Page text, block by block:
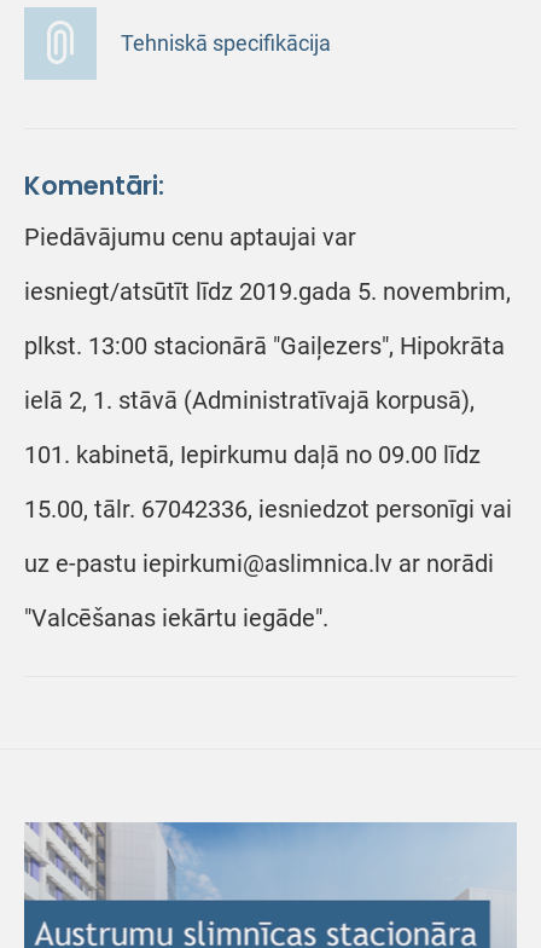
Tehniskā specifikācija
Komentāri:
Piedāvājumu cenu aptaujai var
iesniegt/atsūtīt līdz 2019.gada 5. novembrim,
plkst. 13:00 stacionārā "Gaiļezers", Hipokrāta
ielā 2, 1. stāvā (Administratīvajā korpusā),
101. kabinetā, Iepirkumu daļā no 09.00 līdz
15.00, tālr. 67042336, iesniedzot personīgi vai
uz e-pastu iepirkumi@aslimnica.lv ar norādi
"Valcēšanas iekārtu iegāde".